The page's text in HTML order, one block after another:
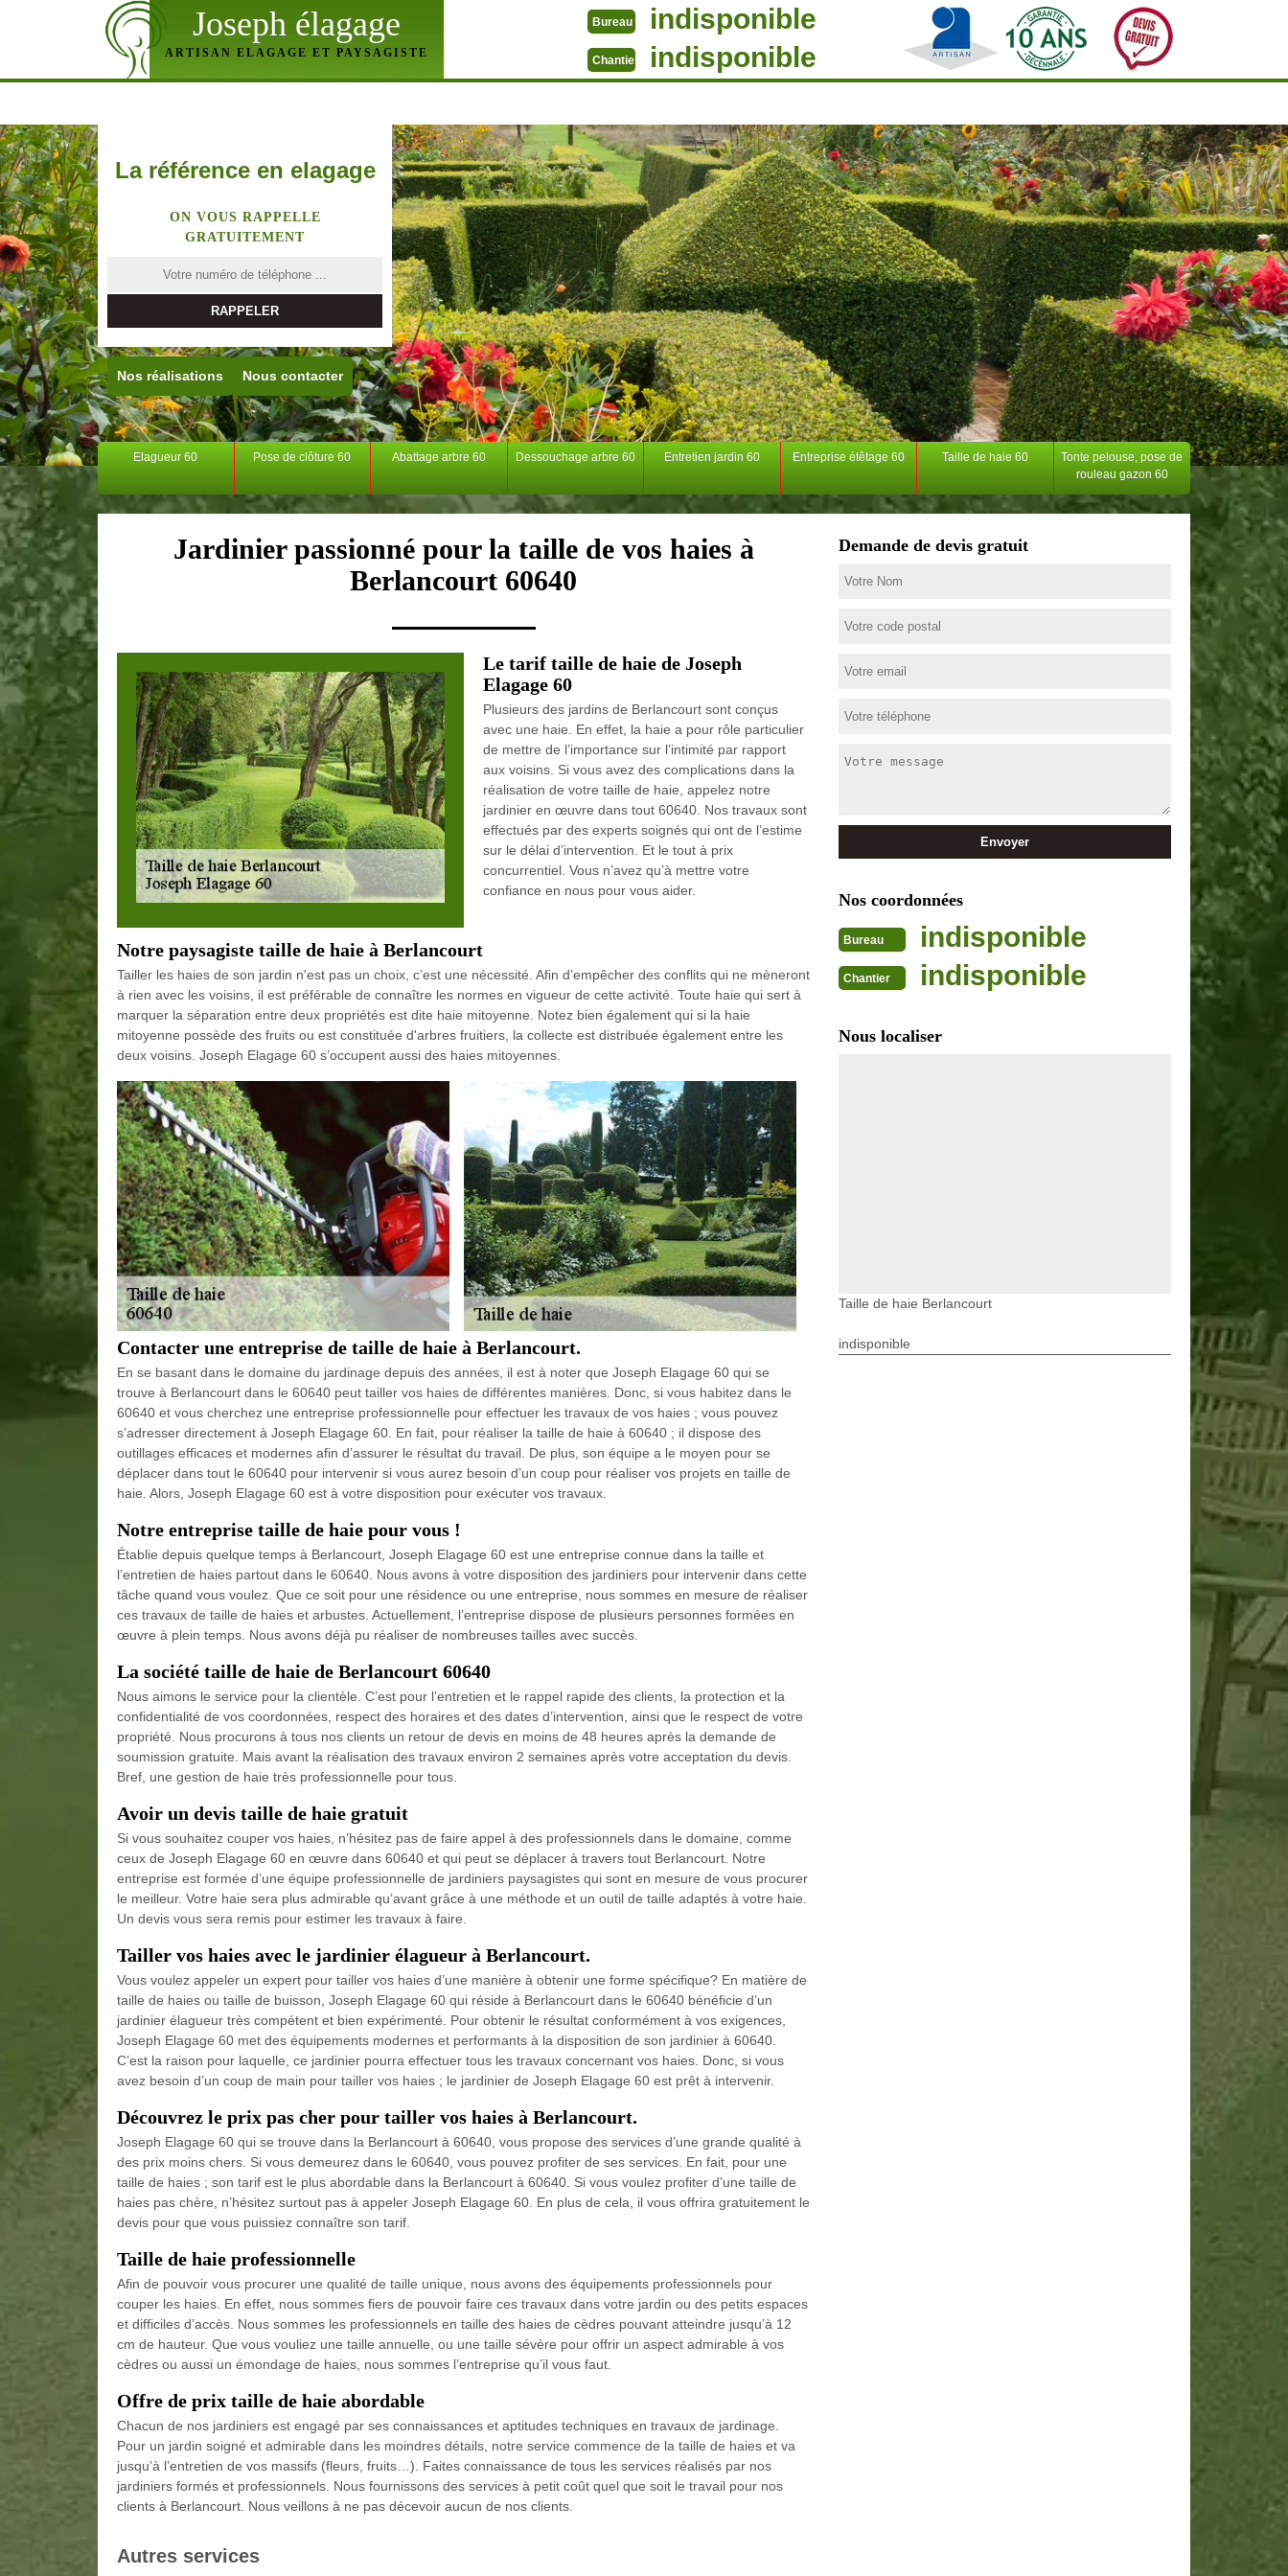
Joseph élagage
ARTISAN ELAGAGE ET PAYSAGISTE
Bureau indisponible
Chantier indisponible
La référence en elagage
ON VOUS RAPPELLE
GRATUITEMENT
Nos réalisations Nous contacter
Elagueur 60 Pose de clôture 60 Abattage arbre 60 Dessouchage arbre 60 Entretien jardin 60 Entreprise étêtage 60 Taille de haie 60
Tonte pelouse, pose de
rouleau gazon 60
Jardinier passionné pour la taille de vos haies à
Berlancourt 60640
Le tarif taille de haie de Joseph
Elagage 60
Plusieurs des jardins de Berlancourt sont conçus
avec une haie. En effet, la haie a pour rôle particulier
de mettre de l’importance sur l’intimité par rapport
aux voisins. Si vous avez des complications dans la
réalisation de votre taille de haie, appelez notre
jardinier en œuvre dans tout 60640. Nos travaux sont
effectués par des experts soignés qui ont de l’estime
sur le délai d’intervention. Et le tout à prix
concurrentiel. Vous n’avez qu’à mettre votre
confiance en nous pour vous aider.
Notre paysagiste taille de haie à Berlancourt
Tailler les haies de son jardin n'est pas un choix, c’est une nécessité. Afin d’empêcher des conflits qui ne mèneront
à rien avec les voisins, il est préférable de connaître les normes en vigueur de cette activité. Toute haie qui sert à
marquer la séparation entre deux propriétés est dite haie mitoyenne. Notez bien également qui si la haie
mitoyenne possède des fruits ou est constituée d'arbres fruitiers, la collecte est distribuée également entre les
deux voisins. Joseph Elagage 60 s’occupent aussi des haies mitoyennes.
Contacter une entreprise de taille de haie à Berlancourt.
En se basant dans le domaine du jardinage depuis des années, il est à noter que Joseph Elagage 60 qui se
trouve à Berlancourt dans le 60640 peut tailler vos haies de différentes manières. Donc, si vous habitez dans le
60640 et vous cherchez une entreprise professionnelle pour effectuer les travaux de vos haies ; vous pouvez
s’adresser directement à Joseph Elagage 60. En fait, pour réaliser la taille de haie à 60640 ; il dispose des
outillages efficaces et modernes afin d’assurer le résultat du travail. De plus, son équipe a le moyen pour se
déplacer dans tout le 60640 pour intervenir si vous aurez besoin d’un coup pour réaliser vos projets en taille de
haie. Alors, Joseph Elagage 60 est à votre disposition pour exécuter vos travaux.
Notre entreprise taille de haie pour vous !
Établie depuis quelque temps à Berlancourt, Joseph Elagage 60 est une entreprise connue dans la taille et
l’entretien de haies partout dans le 60640. Nous avons à votre disposition des jardiniers pour intervenir dans cette
tâche quand vous voulez. Que ce soit pour une résidence ou une entreprise, nous sommes en mesure de réaliser
ces travaux de taille de haies et arbustes. Actuellement, l’entreprise dispose de plusieurs personnes formées en
œuvre à plein temps. Nous avons déjà pu réaliser de nombreuses tailles avec succès.
La société taille de haie de Berlancourt 60640
Nous aimons le service pour la clientèle. C’est pour l’entretien et le rappel rapide des clients, la protection et la
confidentialité de vos coordonnées, respect des horaires et des dates d’intervention, ainsi que le respect de votre
propriété. Nous procurons à tous nos clients un retour de devis en moins de 48 heures après la demande de
soumission gratuite. Mais avant la réalisation des travaux environ 2 semaines après votre acceptation du devis.
Bref, une gestion de haie très professionnelle pour tous.
Avoir un devis taille de haie gratuit
Si vous souhaitez couper vos haies, n’hésitez pas de faire appel à des professionnels dans le domaine, comme
ceux de Joseph Elagage 60 en œuvre dans 60640 et qui peut se déplacer à travers tout Berlancourt. Notre
entreprise est formée d’une équipe professionnelle de jardiniers paysagistes qui sont en mesure de vous procurer
le meilleur. Votre haie sera plus admirable qu’avant grâce à une méthode et un outil de taille adaptés à votre haie.
Un devis vous sera remis pour estimer les travaux à faire.
Tailler vos haies avec le jardinier élagueur à Berlancourt.
Vous voulez appeler un expert pour tailler vos haies d’une manière à obtenir une forme spécifique? En matière de
taille de haies ou taille de buisson, Joseph Elagage 60 qui réside à Berlancourt dans le 60640 bénéficie d’un
jardinier élagueur très compétent et bien expérimenté. Pour obtenir le résultat conformément à vos exigences,
Joseph Elagage 60 met des équipements modernes et performants à la disposition de son jardinier à 60640.
C’est la raison pour laquelle, ce jardinier pourra effectuer tous les travaux concernant vos haies. Donc, si vous
avez besoin d’un coup de main pour tailler vos haies ; le jardinier de Joseph Elagage 60 est prêt à intervenir.
Découvrez le prix pas cher pour tailler vos haies à Berlancourt.
Joseph Elagage 60 qui se trouve dans la Berlancourt à 60640, vous propose des services d’une grande qualité à
des prix moins chers. Si vous demeurez dans le 60640, vous pouvez profiter de ses services. En fait, pour une
taille de haies ; son tarif est le plus abordable dans la Berlancourt à 60640. Si vous voulez profiter d’une taille de
haies pas chère, n’hésitez surtout pas à appeler Joseph Elagage 60. En plus de cela, il vous offrira gratuitement le
devis pour que vous puissiez connaître son tarif.
Taille de haie professionnelle
Afin de pouvoir vous procurer une qualité de taille unique, nous avons des équipements professionnels pour
couper les haies. En effet, nous sommes fiers de pouvoir faire ces travaux dans votre jardin ou des petits espaces
et difficiles d’accès. Nous sommes les professionnels en taille des haies de cèdres pouvant atteindre jusqu’à 12
cm de hauteur. Que vous vouliez une taille annuelle, ou une taille sévère pour offrir un aspect admirable à vos
cèdres ou aussi un émondage de haies, nous sommes l’entreprise qu’il vous faut.
Offre de prix taille de haie abordable
Chacun de nos jardiniers est engagé par ses connaissances et aptitudes techniques en travaux de jardinage.
Pour un jardin soigné et admirable dans les moindres détails, notre service commence de la taille de haies et va
jusqu’à l’entretien de vos massifs (fleurs, fruits…). Faites connaissance de tous les services réalisés par nos
jardiniers formés et professionnels. Nous fournissons des services à petit coût quel que soit le travail pour nos
clients à Berlancourt. Nous veillons à ne pas décevoir aucun de nos clients.
Demande de devis gratuit
Nos coordonnées
Bureau indisponible
Chantier indisponible
Nous localiser
Taille de haie Berlancourt
indisponible
Autres services